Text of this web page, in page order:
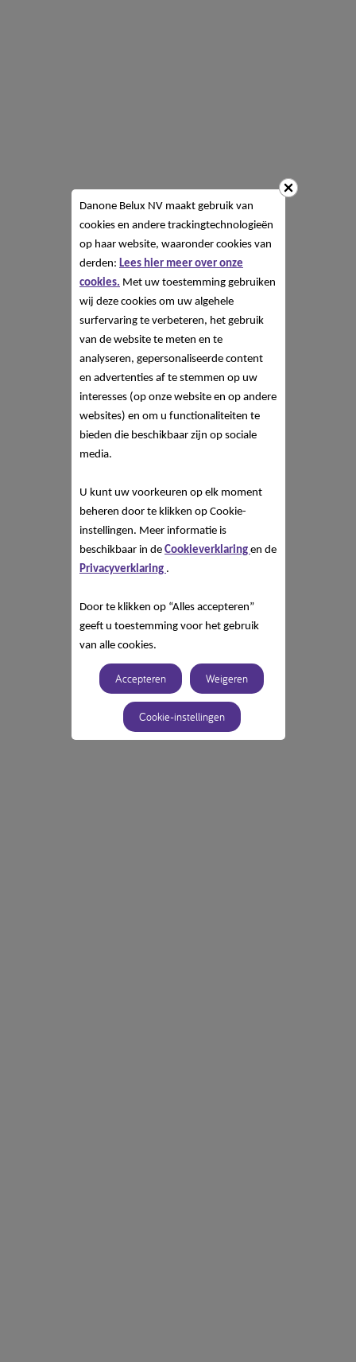
Danone Belux NV maakt gebruik van
cookies en andere trackingtechnologieën
op haar website, waaronder cookies van
derden: Lees hier meer over onze
cookies. Met uw toestemming gebruiken
wij deze cookies om uw algehele
surfervaring te verbeteren, het gebruik
van de website te meten en te
analyseren, gepersonaliseerde content
en advertenties af te stemmen op uw
interesses (op onze website en op andere
websites) en om u functionaliteiten te
bieden die beschikbaar zijn op sociale
media.
U kunt uw voorkeuren op elk moment
beheren door te klikken op Cookie-
instellingen. Meer informatie is
beschikbaar in de Cookieverklaring en de
Privacyverklaring .
Door te klikken op “Alles accepteren”
geeft u toestemming voor het gebruik
van alle cookies.
Accepteren Weigeren
Cookie-instellingen